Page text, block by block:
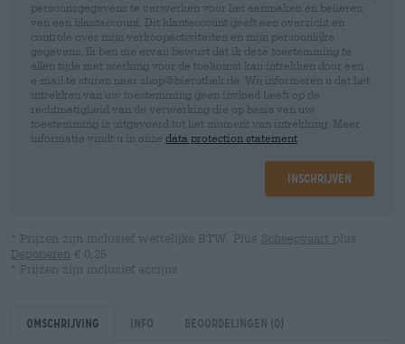
persoonsgegevens te verwerken voor het aanmaken en beheren
van een klantaccount. Dit klantaccount geeft een overzicht en
controle over mijn verkoopactiviteiten en mijn persoonlijke
gegevens. Ik ben me ervan bewust dat ik deze toestemming te
allen tijde met werking voor de toekomst kan intrekken door een
e-mail te sturen naar shop@bierothek.de. Wij informeren u dat het
intrekken van uw toestemming geen invloed heeft op de
rechtmatigheid van de verwerking die op basis van uw
toestemming is uitgevoerd tot het moment van intrekking. Meer
informatie vindt u in onze data protection statement
Inschrijven
* Prijzen zijn inclusief wettelijke BTW. Plus Scheepvaart plus
Deponeren € 0,25
* Prijzen zijn inclusief accijns
Omschrijving Info Beoordelingen (0)